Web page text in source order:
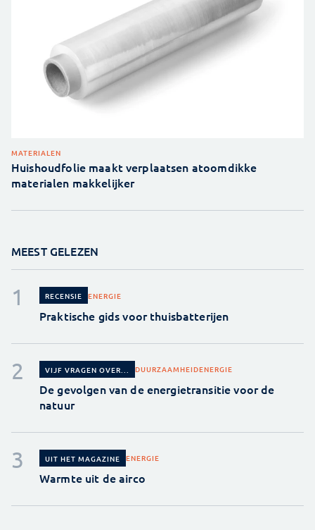
MATERIALEN
Huishoudfolie maakt verplaatsen atoomdikke
materialen makkelijker
MEEST GELEZEN
RECENSIE ENERGIE
Praktische gids voor thuisbatterijen
VIJF VRAGEN OVER... DUURZAAMHEIDENERGIE
De gevolgen van de energietransitie voor de
natuur
UIT HET MAGAZINE ENERGIE
Warmte uit de airco